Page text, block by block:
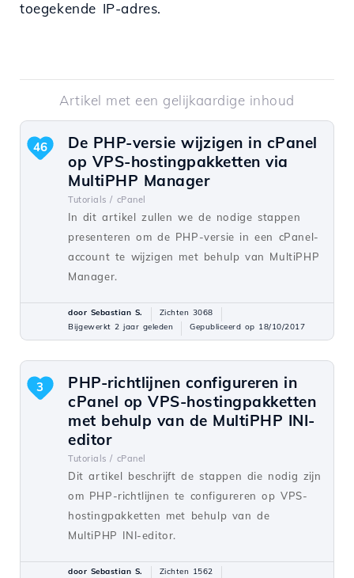
toegekende IP-adres.
Artikel met een gelijkaardige inhoud
De PHP-versie wijzigen in cPanel
op VPS-hostingpakketten via
MultiPHP Manager
Tutorials / cPanel
In dit artikel zullen we de nodige stappen
presenteren om de PHP-versie in een cPanel-
account te wijzigen met behulp van MultiPHP
Manager.
46
door Sebastian S.
Zichten 3068
Bijgewerkt 2 jaar geleden
Gepubliceerd op 18/10/2017
PHP-richtlijnen configureren in
cPanel op VPS-hostingpakketten
met behulp van de MultiPHP INI-
editor
Tutorials / cPanel
Dit artikel beschrijft de stappen die nodig zijn
om PHP-richtlijnen te configureren op VPS-
hostingpakketten met behulp van de
MultiPHP INI-editor.
3
door Sebastian S.
Zichten 1562